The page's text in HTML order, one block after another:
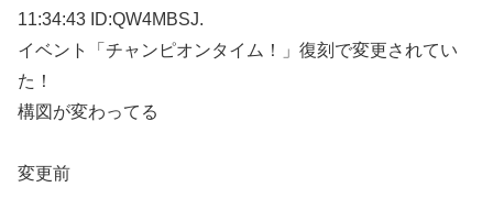
11:34:43 ID:QW4MBSJ.
イベント「チャンピオンタイム！」復刻で変更されてい
た！
構図が変わってる
変更前